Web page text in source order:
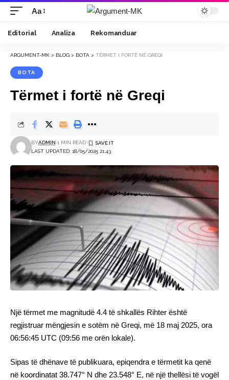
Font
Resizer
Aa
Editorial Analiza Rekomanduar
ARGUMENT-MK > BLOG > BOTA > TËRMET I FORTË NË GREQI
BOTA
Tërmet i fortë në Greqi
LAST UPDATED: 18/05/2025 21:43
BYADMIN 1 MIN READ
Një tërmet me magnitudë 4.4 të shkallës Rihter është
regjistruar mëngjesin e sotëm në Greqi, më 18 maj 2025, ora
06:56:45 UTC (09:56 me orën lokale).
Sipas të dhënave të publikuara, epiqendra e tërmetit ka qenë
në koordinatat 38.747° N dhe 23.548° E, në një thellësi të vogël